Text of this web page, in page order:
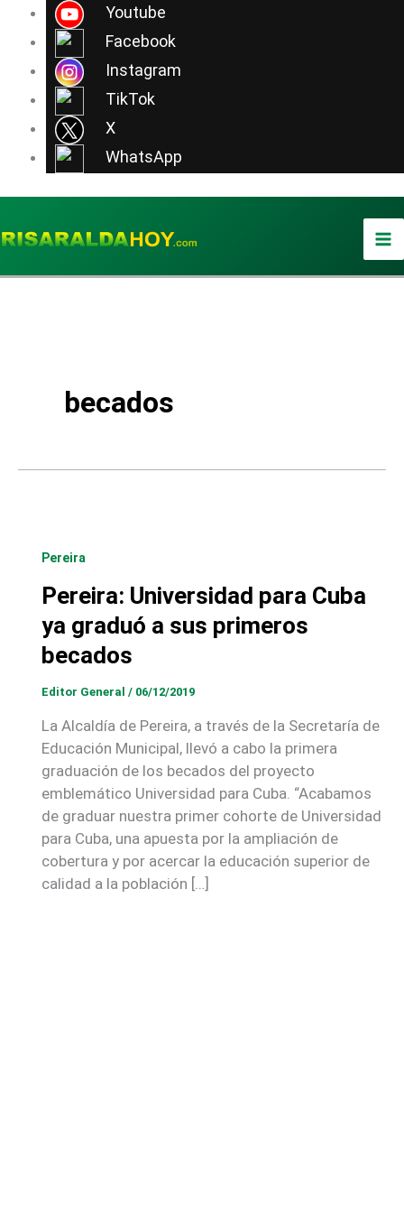
Youtube
Facebook
Instagram
TikTok
X
WhatsApp
contenido
becados
Pereira
Pereira: Universidad para Cuba
ya graduó a sus primeros
becados
Editor General / 06/12/2019
La Alcaldía de Pereira, a través de la Secretaría de
Educación Municipal, llevó a cabo la primera
graduación de los becados del proyecto
emblemático Universidad para Cuba. “Acabamos
de graduar nuestra primer cohorte de Universidad
para Cuba, una apuesta por la ampliación de
cobertura y por acercar la educación superior de
calidad a la población […]